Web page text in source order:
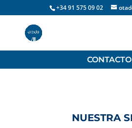
+34 91 575 09 02
CONTACTO
NUESTRA